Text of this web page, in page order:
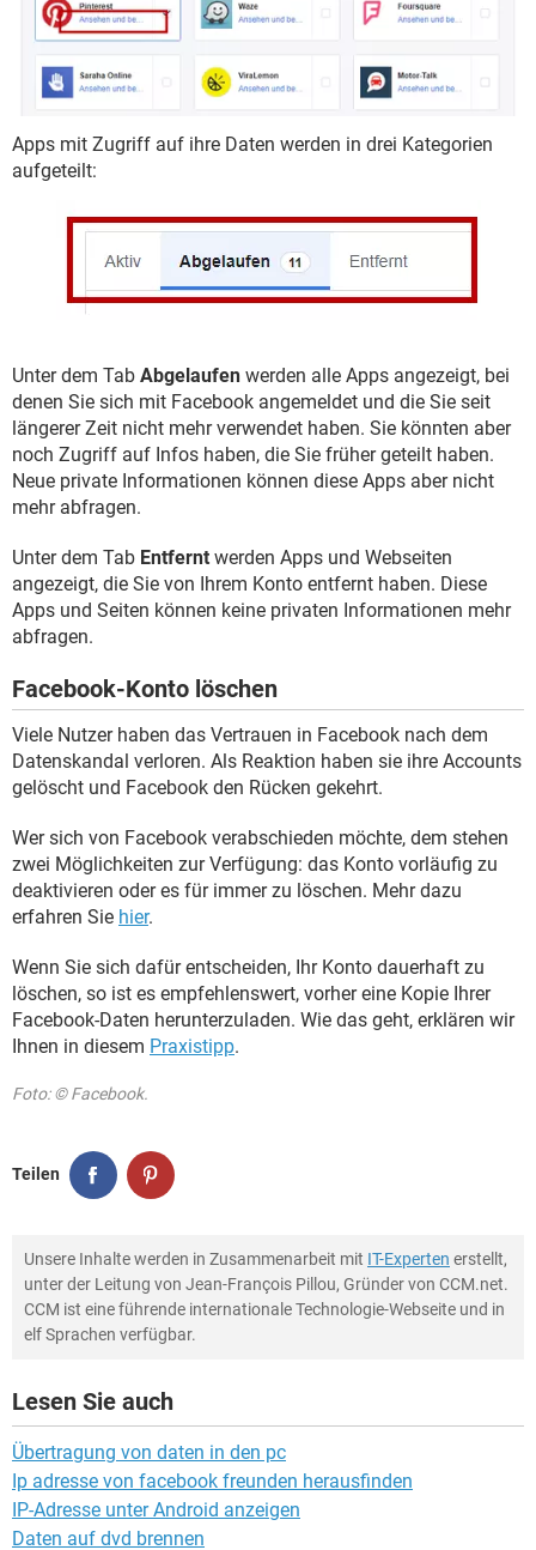
Apps mit Zugriff auf ihre Daten werden in drei Kategorien
aufgeteilt:
Unter dem Tab Abgelaufen werden alle Apps angezeigt, bei
denen Sie sich mit Facebook angemeldet und die Sie seit
längerer Zeit nicht mehr verwendet haben. Sie könnten aber
noch Zugriff auf Infos haben, die Sie früher geteilt haben.
Neue private Informationen können diese Apps aber nicht
mehr abfragen.
Unter dem Tab Entfernt werden Apps und Webseiten
angezeigt, die Sie von Ihrem Konto entfernt haben. Diese
Apps und Seiten können keine privaten Informationen mehr
abfragen.
Facebook-Konto löschen
Viele Nutzer haben das Vertrauen in Facebook nach dem
Datenskandal verloren. Als Reaktion haben sie ihre Accounts
gelöscht und Facebook den Rücken gekehrt.
Wer sich von Facebook verabschieden möchte, dem stehen
zwei Möglichkeiten zur Verfügung: das Konto vorläufig zu
deaktivieren oder es für immer zu löschen. Mehr dazu
erfahren Sie hier.
Wenn Sie sich dafür entscheiden, Ihr Konto dauerhaft zu
löschen, so ist es empfehlenswert, vorher eine Kopie Ihrer
Facebook-Daten herunterzuladen. Wie das geht, erklären wir
Ihnen in diesem Praxistipp.
Foto: © Facebook.
Teilen
Unsere Inhalte werden in Zusammenarbeit mit IT-Experten erstellt,
unter der Leitung von Jean-François Pillou, Gründer von CCM.net.
CCM ist eine führende internationale Technologie-Webseite und in
elf Sprachen verfügbar.
Lesen Sie auch
Übertragung von daten in den pc
Ip adresse von facebook freunden herausfinden
IP-Adresse unter Android anzeigen
Daten auf dvd brennen